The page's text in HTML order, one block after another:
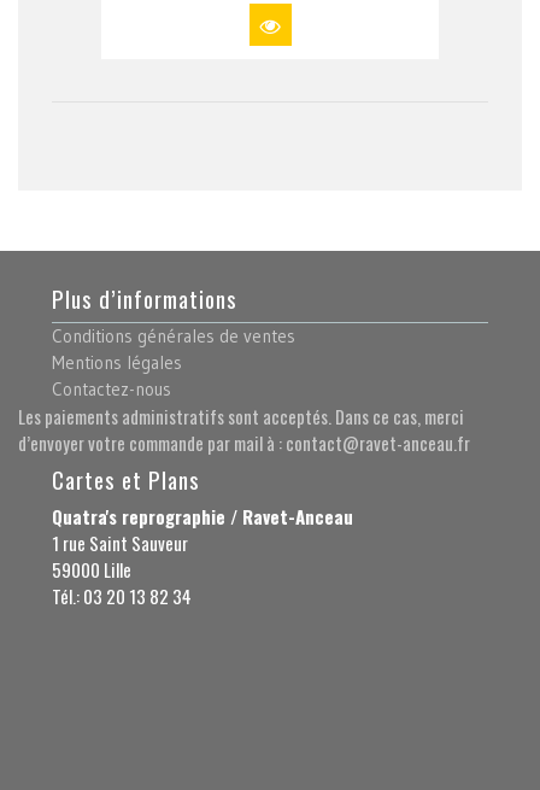
Plus d’informations
Conditions générales de ventes
Mentions légales
Contactez-nous
Les paiements administratifs sont acceptés. Dans ce cas, merci
d’envoyer votre commande par mail à : contact@ravet-anceau.fr
Cartes et Plans
Quatra's reprographie / Ravet-Anceau
1 rue Saint Sauveur
59000 Lille
Tél.: 03 20 13 82 34